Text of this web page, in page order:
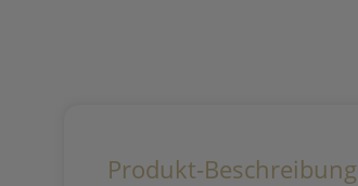
Produkt-Beschreibung